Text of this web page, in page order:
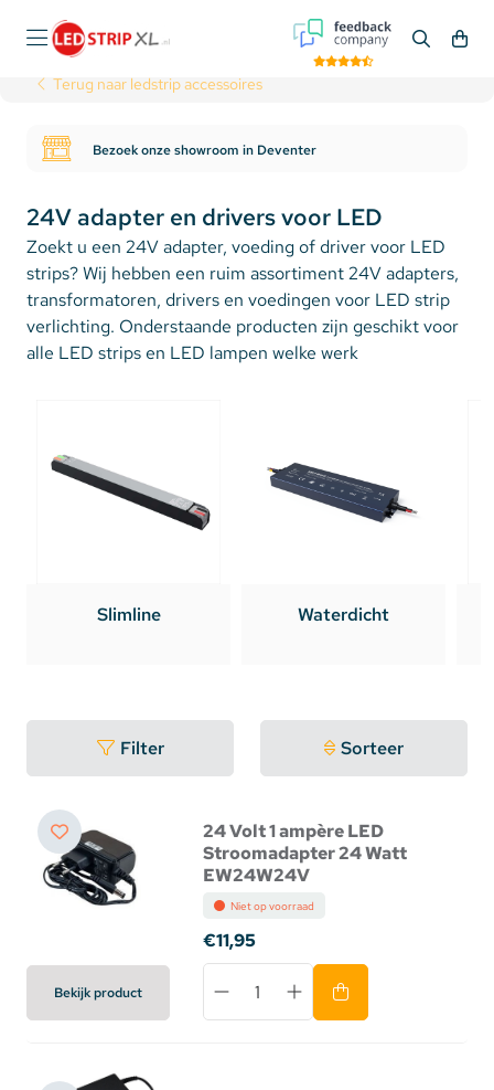
Terug naar ledstrip accessoires
Bezoek onze showroom in Deventer
24V adapter en drivers voor LED
Zoekt u een 24V adapter, voeding of driver voor LED
strips? Wij hebben een ruim assortiment 24V adapters,
transformatoren, drivers en voedingen voor LED strip
verlichting. Onderstaande producten zijn geschikt voor
alle LED strips en LED lampen welke werk
Slimline Waterdicht
Filter Sorteer
Bekijk product
24 Volt 1 ampère LED
Stroomadapter 24 Watt
EW24W24V
Niet op voorraad
€11,95